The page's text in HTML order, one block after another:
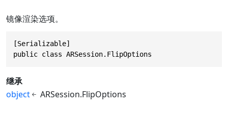
镜像渲染选项。
[Serializable]
public class ARSession.FlipOptions
继承
object
ARSession.FlipOptions